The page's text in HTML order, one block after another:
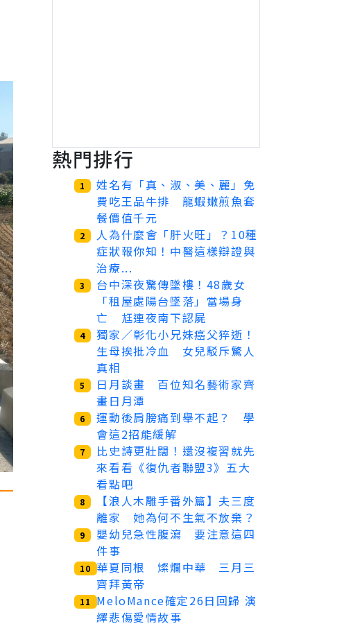
熱門排行
1
姓名有「真、淑、美、麗」免
費吃王品牛排 龍蝦嫩煎魚套
餐價值千元
2
人為什麼會「肝火旺」？10種
症狀報你知！中醫這樣辯證與
治療...
3
台中深夜驚傳墜樓！48歲女
「租屋處陽台墜落」當場身
亡 尪連夜南下認屍
4
獨家／彰化小兄妹癌父猝逝！
生母挨批冷血 女兒駁斥驚人
真相
5
日月談畫 百位知名藝術家齊
畫日月潭
6
運動後肩膀痛到舉不起？ 學
會這2招能緩解
7
比史詩更壯闊！還沒複習就先
來看看《復仇者聯盟3》五大
看點吧
8
【浪人木雕手番外篇】夫三度
離家 她為何不生氣不放棄？
9
嬰幼兒急性腹瀉 要注意這四
件事
10 華夏同根 燦爛中華 三月三
齊拜黃帝
11
MeloMance確定26日回歸 演
繹悲傷愛情故事